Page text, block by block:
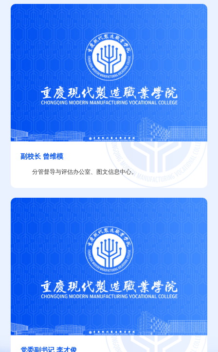
副校长 曾维模
​分管督导与评估办公室、图文信息中心。
党委副书记 李才俊